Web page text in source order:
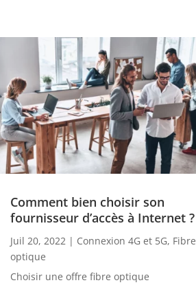
Comment bien choisir son
fournisseur d’accès à Internet ?
Juil 20, 2022| Connexion 4G et 5G, Fibre
optique
Choisir une offre fibre optique